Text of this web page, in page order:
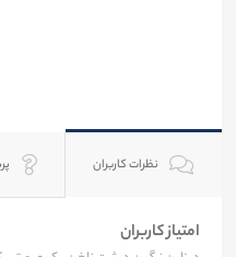
نظرات کاربران
امتیاز کاربران